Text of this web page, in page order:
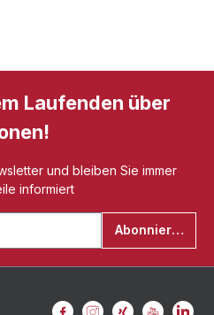
Laufenden über
und bleiben Sie immer
informiert
Abonnieren